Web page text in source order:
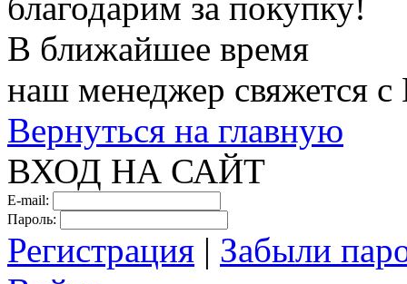
В ближайшее время
наш менеджер свяжется
Вернуться на главную
ВХОД НА САЙТ
E-mail:
Пароль:
Регистрация | Забыли